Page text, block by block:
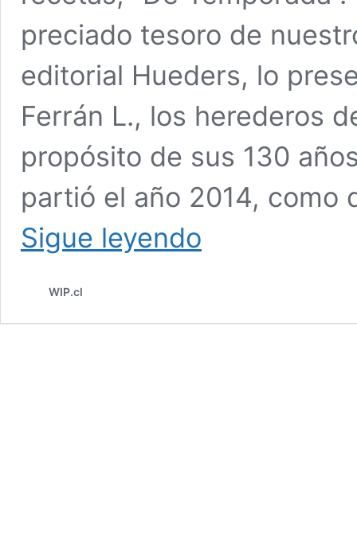
preciado tesoro de
editorial Hueders, lo
Ferrán L., los herederos
propósito de sus 130
partió el año 2014,
Sigue leyendo
WIP.cl